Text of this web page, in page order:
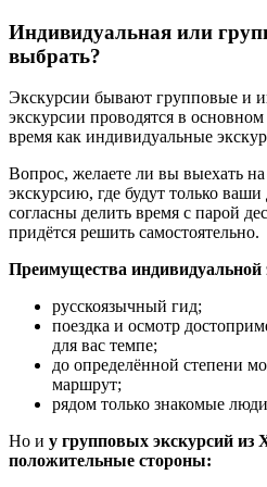
Индивидуальная или
выбрать?
Экскурсии бывают групповые и
экскурсии проводятся в
время как индивидуальные
Вопрос, желаете ли вы выехать
экскурсию, где будут только
согласны делить время с парой
придётся решить самостоятельно.
Преимущества индивидуальной
русскоязычный гид;
поездка и осмотр
для вас темпе;
до определённой степени
маршрут;
рядом только знакомые
Но и у групповых экскурсий из
положительные стороны: